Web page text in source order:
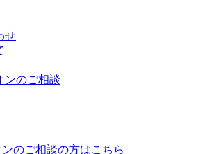
せ
ンのご相談